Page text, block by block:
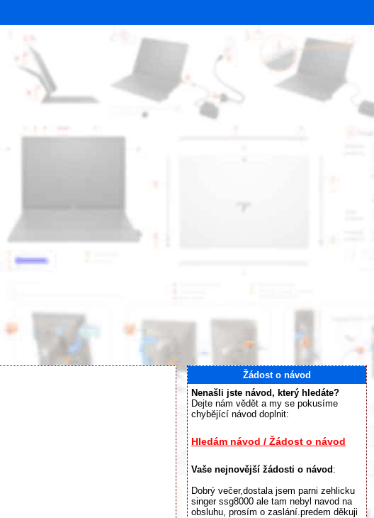
Žádost o návod
Nenašli jste návod, který hledáte?
Dejte nám vědět a my se pokusíme
chybějící návod doplnit:
Hledám návod / Žádost o návod
Vaše nejnovější žádosti o návod :
Dobrý večer,dostala jsem parni zehlicku
singer ssg8000 ale tam nebyl navod na
obsluhu, prosím o zaslání.predem děkuji